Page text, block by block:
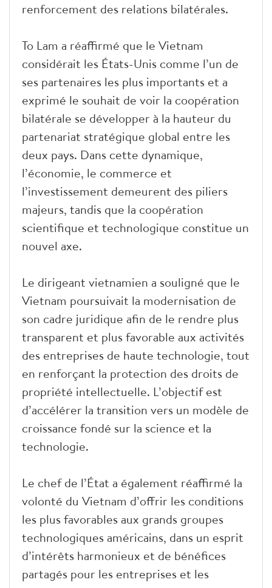
renforcement des relations bilatérales.
To Lam a réaffirmé que le Vietnam
considérait les États-Unis comme l’un de
ses partenaires les plus importants et a
exprimé le souhait de voir la coopération
bilatérale se développer à la hauteur du
partenariat stratégique global entre les
deux pays. Dans cette dynamique,
l’économie, le commerce et
l’investissement demeurent des piliers
majeurs, tandis que la coopération
scientifique et technologique constitue un
nouvel axe.
Le dirigeant vietnamien a souligné que le
Vietnam poursuivait la modernisation de
son cadre juridique afin de le rendre plus
transparent et plus favorable aux activités
des entreprises de haute technologie, tout
en renforçant la protection des droits de
propriété intellectuelle. L’objectif est
d’accélérer la transition vers un modèle de
croissance fondé sur la science et la
technologie.
Le chef de l’État a également réaffirmé la
volonté du Vietnam d’offrir les conditions
les plus favorables aux grands groupes
technologiques américains, dans un esprit
d’intérêts harmonieux et de bénéfices
partagés pour les entreprises et les